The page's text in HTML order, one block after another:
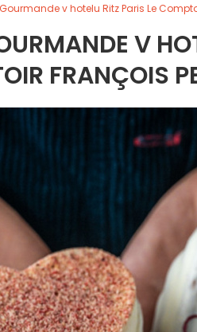
v hotelu Ritz Paris Le
V
FRANÇOIS